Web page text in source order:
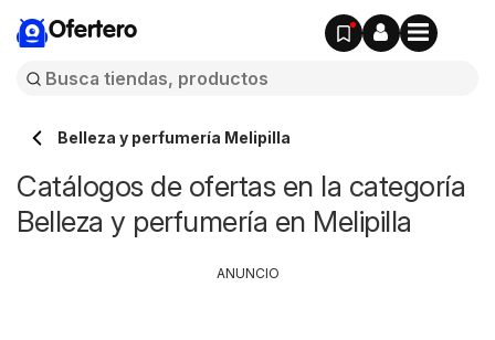
Ofertero
Belleza y perfumería Melipilla
Catálogos de ofertas en la categoría
Belleza y perfumería en Melipilla
ANUNCIO